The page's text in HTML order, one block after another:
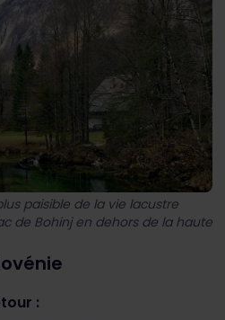
paisible de la vie lacustre
de Bohinj en dehors de la haute
: